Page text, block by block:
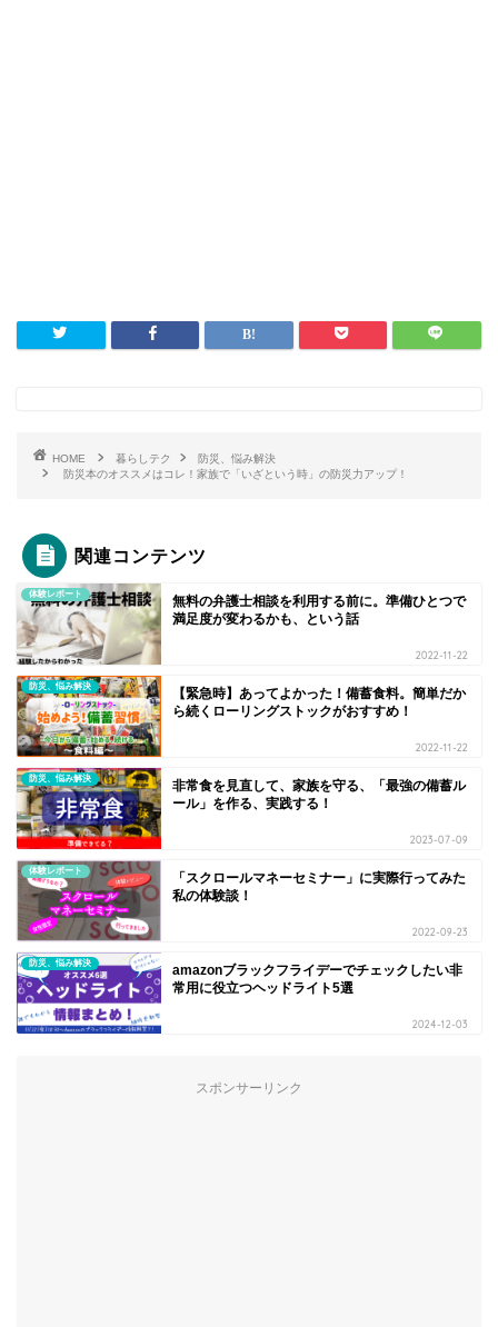
HOME 暮らしテク
防災、悩み解決
防災本のオススメはコレ！家族で「いざという時」の防災力アップ！
関連コンテンツ
体験レポート
無料の弁護士相談を利用する前に。準備ひとつで
満足度が変わるかも、という話
2022-11-22
防災、悩み解決
【緊急時】あってよかった！備蓄食料。簡単だか
ら続くローリングストックがおすすめ！
2022-11-22
防災、悩み解決
非常食を見直して、家族を守る、「最強の備蓄ル
ール」を作る、実践する！
2023-07-09
体験レポート
「スクロールマネーセミナー」に実際行ってみた
私の体験談！
2022-09-23
防災、悩み解決
amazonブラックフライデーでチェックしたい非
常用に役立つヘッドライト5選
2024-12-03
スポンサーリンク